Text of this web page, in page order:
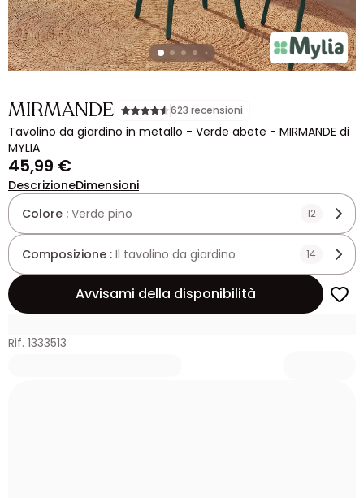
MIRMANDE 623 recensioni
Tavolino da giardino in metallo - Verde abete - MIRMANDE di
MYLIA
45,99 €
DescrizioneDimensioni
Colore : Verde pino 12
Composizione : Il tavolino da giardino 14
Avvisami della disponibilità
Rif. 1333513